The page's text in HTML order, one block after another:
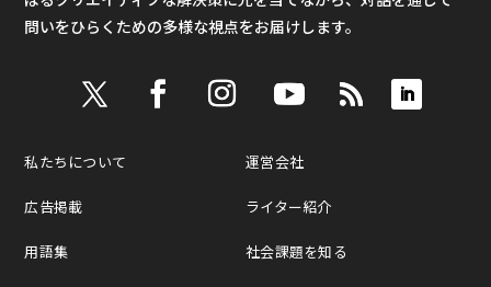
問いをひらくための多様な視点をお届けします。
私たちについて
広告掲載
用語集
運営会社
ライター紹介
社会課題を知る